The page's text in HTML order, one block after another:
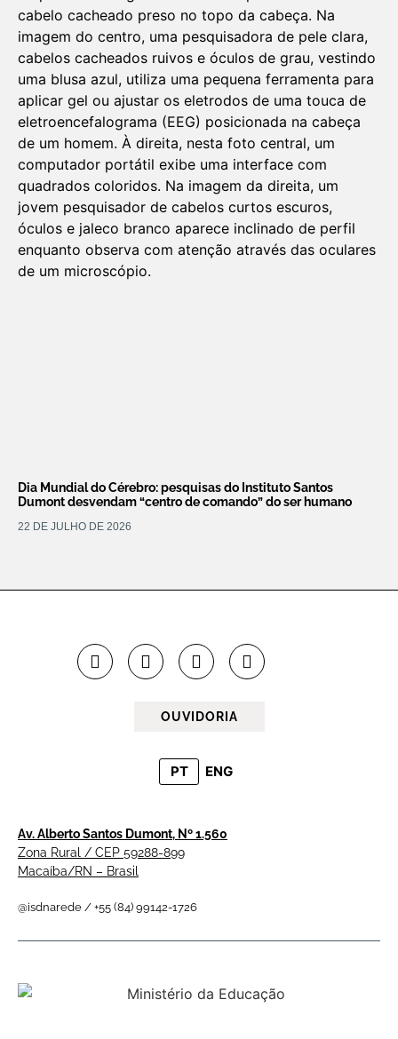
Dia Mundial do Cérebro: pesquisas do Instituto Santos
Dumont desvendam “centro de comando” do ser humano
22 DE JULHO DE 2026
OUVIDORIA
PT ENG
Av. Alberto Santos Dumont, Nº 1.560
Zona Rural / CEP 59288-899
Macaíba/RN – Brasil
@isdnarede / +55 (84) 99142-1726